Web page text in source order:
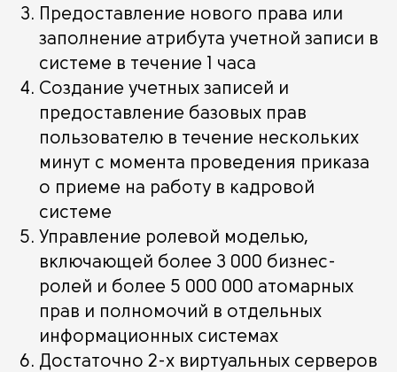
Предоставление нового права или
заполнение атрибута учетной записи в
системе в течение 1 часа
Создание учетных записей и
предоставление базовых прав
пользователю в течение нескольких
минут с момента проведения приказа
о приеме на работу в кадровой
системе
Управление ролевой моделью,
включающей более 3 000 бизнес-
ролей и более 5 000 000 атомарных
прав и полномочий в отдельных
информационных системах
Достаточно 2-х виртуальных серверов